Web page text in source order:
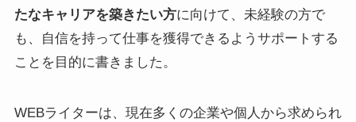
たなキャリアを築きたい方に向けて、未経験の方で
も、自信を持って仕事を獲得できるようサポートする
ことを目的に書きました。
WEBライターは、現在多くの企業や個人から求められ